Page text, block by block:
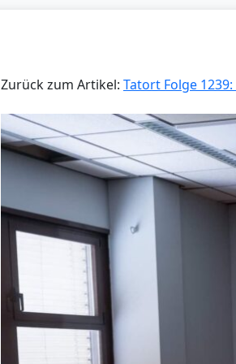
Zurück zum Artikel: Tatort Folge 1239: